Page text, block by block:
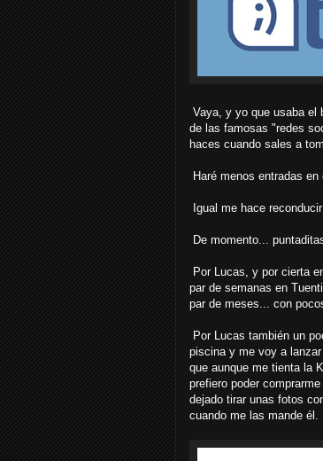
Vaya, y yo que usaba el
de las famosas "redes
haces cuando sales a
Haré menos entradas
Igual me hace
De momento...
Por Lucas, y por cierta
par de semanas en
par de meses... con
Por Lucas también un
piscina y me voy a
que aunque me tienta la
prefiero poder
dejado tirar unas fotos
cuando me las mande él.